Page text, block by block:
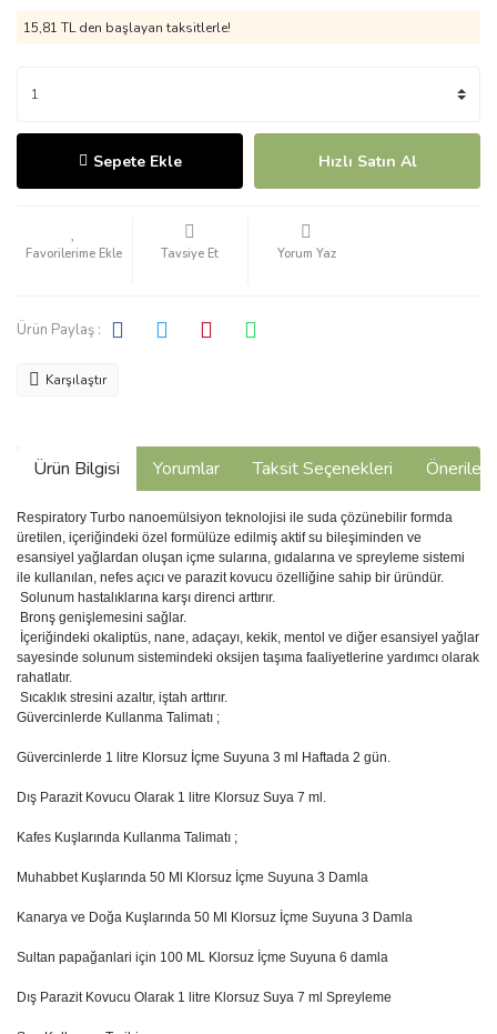
15,81 TL den başlayan taksitlerle!
Sepete Ekle Hızlı Satın Al
Tavsiye Et Yorum Yaz
Ürün Paylaş :
Karşılaştır
Ürün Bilgisi Yorumlar Taksit Seçenekleri
Respiratory Turbo nanoemülsiyon teknolojisi ile suda çözünebilir formda
üretilen, içeriğindeki özel formülüze edilmiş aktif su bileşiminden ve
esansiyel yağlardan oluşan içme sularına, gıdalarına ve spreyleme sistemi
ile kullanılan, nefes açıcı ve parazit kovucu özelliğine sahip bir üründür.
Solunum hastalıklarına karşı direnci arttırır.
Bronş genişlemesini sağlar.
İçeriğindeki okaliptüs, nane, adaçayı, kekik, mentol ve diğer esansiyel yağlar
sayesinde solunum sistemindeki oksijen taşıma faaliyetlerine yardımcı olarak
rahatlatır.
Sıcaklık stresini azaltır, iştah arttırır.
Güvercinlerde Kullanma Talimatı ;
Güvercinlerde 1 litre Klorsuz İçme Suyuna 3 ml Haftada 2 gün.
Dış Parazit Kovucu Olarak 1 litre Klorsuz Suya 7 ml.
Kafes Kuşlarında Kullanma Talimatı ;
Muhabbet Kuşlarında 50 Ml Klorsuz İçme Suyuna 3 Damla
Kanarya ve Doğa Kuşlarında 50 Ml Klorsuz İçme Suyuna 3 Damla
Sultan papağanlari için 100 ML Klorsuz İçme Suyuna 6 damla
Dış Parazit Kovucu Olarak 1 litre Klorsuz Suya 7 ml Spreyleme